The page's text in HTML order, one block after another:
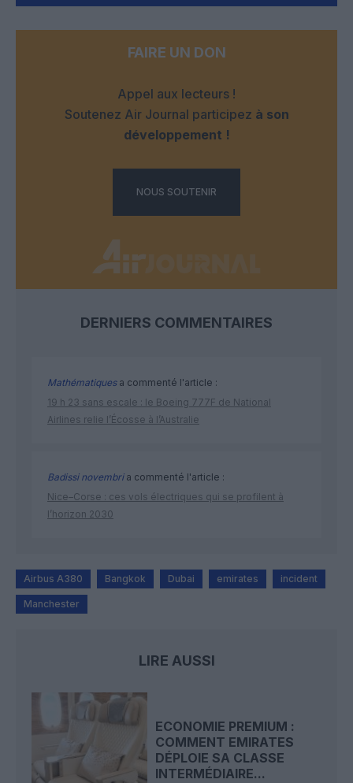
FAIRE UN DON
Appel aux lecteurs !
Soutenez Air Journal participez à son
développement !
NOUS SOUTENIR
DERNIERS COMMENTAIRES
Mathématiquesa commenté l'article :
19 h 23 sans escale : le Boeing 777F de National
Airlines relie l’Écosse à l’Australie
Badissi novembria commenté l'article :
Nice–Corse : ces vols électriques qui se profilent à
l’horizon 2030
Airbus A380 Bangkok Dubai emirates incident
Manchester
LIRE AUSSI
ECONOMIE PREMIUM :
COMMENT EMIRATES
DÉPLOIE SA CLASSE
INTERMÉDIAIRE...